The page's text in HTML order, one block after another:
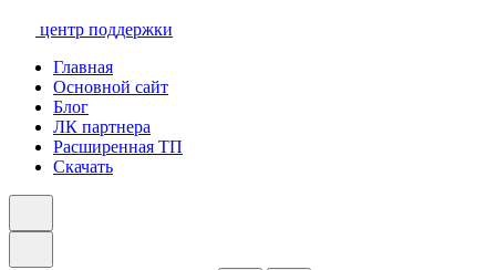
центр поддержки
Главная
Основной сайт
Блог
ЛК партнера
Расширенная ТП
Скачать